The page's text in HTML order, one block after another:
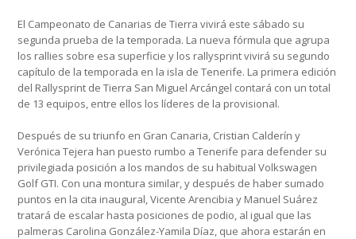
El Campeonato de Canarias de Tierra vivirá este sábado su
segunda prueba de la temporada. La nueva fórmula que agrupa
los rallies sobre esa superficie y los rallysprint vivirá su segundo
capítulo de la temporada en la isla de Tenerife. La primera edición
del Rallysprint de Tierra San Miguel Arcángel contará con un total
de 13 equipos, entre ellos los líderes de la provisional.
Después de su triunfo en Gran Canaria, Cristian Calderín y
Verónica Tejera han puesto rumbo a Tenerife para defender su
privilegiada posición a los mandos de su habitual Volkswagen
Golf GTI. Con una montura similar, y después de haber sumado
puntos en la cita inaugural, Vicente Arencibia y Manuel Suárez
tratará de escalar hasta posiciones de podio, al igual que las
palmeras Carolina González-Yamila Díaz, que ahora estarán en